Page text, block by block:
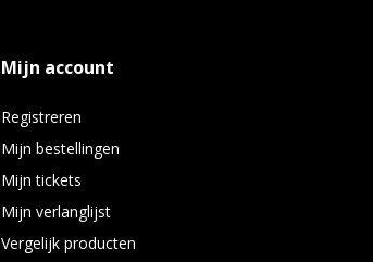
Mijn account
Registreren
Mijn bestellingen
Mijn tickets
Mijn verlanglijst
Vergelijk producten